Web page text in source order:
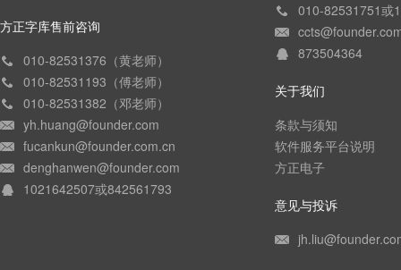
方正字库售前咨询
010-82531376（黄老师）
010-82531193（傅老师）
010-82531382（邓老师）
yh.huang@founder.com
fucankun@founder.com.cn
denghanwen@founder.com
1021642507或842561793
010-82531751或
873504364
关于我们
条款与须知
软件服务平台说明
方正电子
意见与投诉